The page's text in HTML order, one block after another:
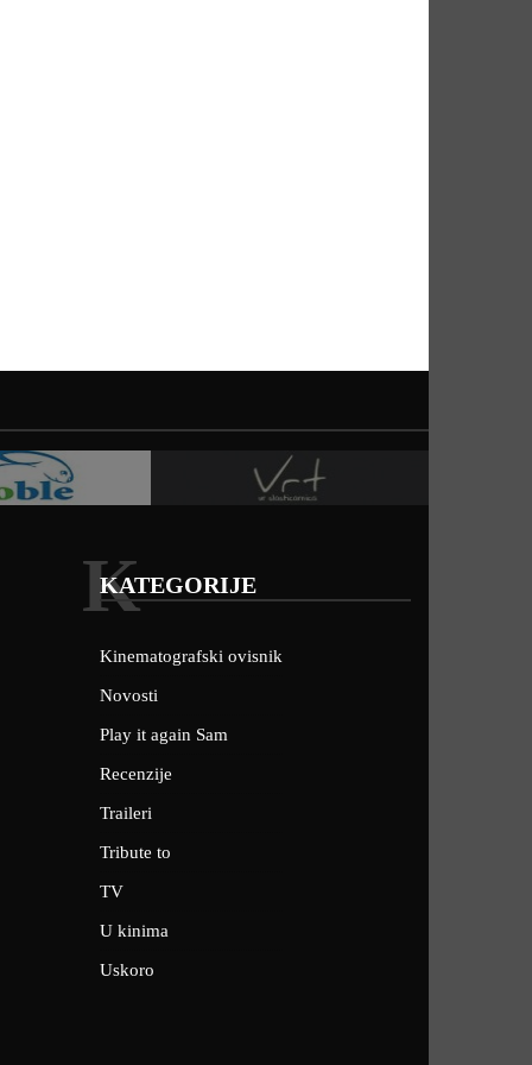
KATEGORIJE
K
Kinematografski ovisnik
Novosti
Play it again Sam
Recenzije
Traileri
Tribute to
TV
U kinima
Uskoro